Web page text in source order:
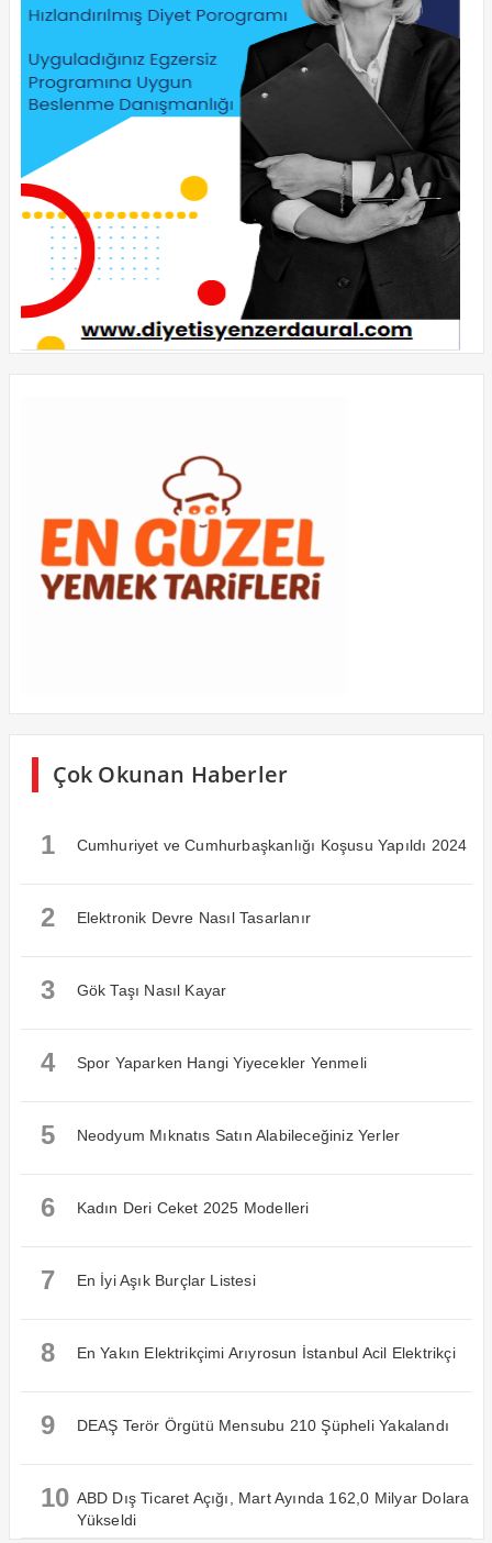
Çok Okunan Haberler
1 Cumhuriyet ve Cumhurbaşkanlığı Koşusu Yapıldı 2024
2 Elektronik Devre Nasıl Tasarlanır
3 Gök Taşı Nasıl Kayar
4 Spor Yaparken Hangi Yiyecekler Yenmeli
5 Neodyum Mıknatıs Satın Alabileceğiniz Yerler
6 Kadın Deri Ceket 2025 Modelleri
7 En İyi Aşık Burçlar Listesi
8 En Yakın Elektrikçimi Arıyrosun İstanbul Acil Elektrikçi
9 DEAŞ Terör Örgütü Mensubu 210 Şüpheli Yakalandı
10 ABD Dış Ticaret Açığı, Mart Ayında 162,0 Milyar Dolara
Yükseldi